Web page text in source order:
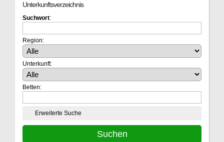
Unterkunftsverzeichnis
Suchwort:
Region:
Unterkunft:
Betten:
Erweiterte Suche